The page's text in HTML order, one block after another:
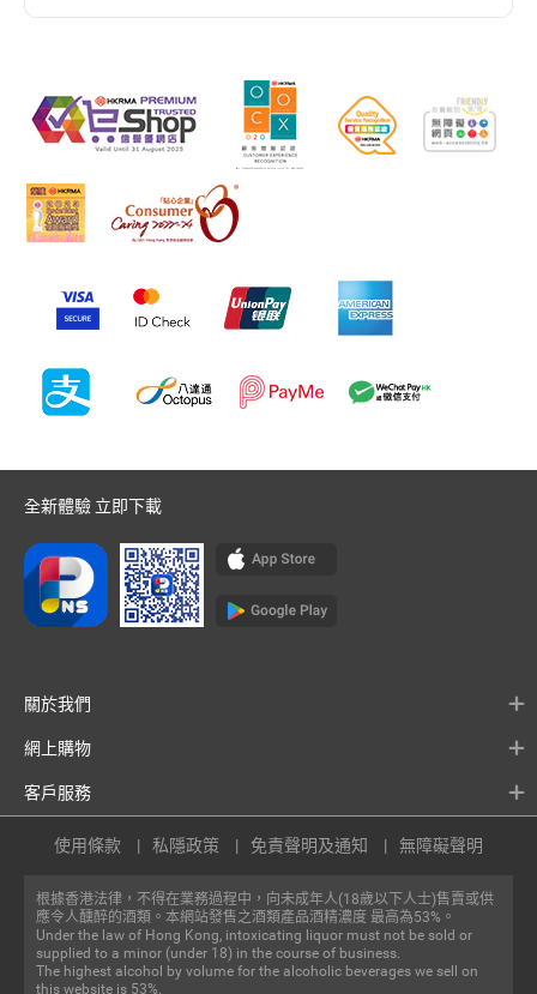
全新體驗 立即下載
關於我們
網上購物
客戶服務
根據香港法律，不得在業務過程中，向未成年人(18歲以下人士)售賣或供
應令人醺醉的酒類。本網站發售之酒類產品酒精濃度 最高為53%。
Under the law of Hong Kong, intoxicating liquor must not be sold or
supplied to a minor (under 18) in the course of business.
The highest alcohol by volume for the alcoholic beverages we sell on
this website is 53%.
使用條款 私隱政策 免責聲明及通知 無障礙聲明